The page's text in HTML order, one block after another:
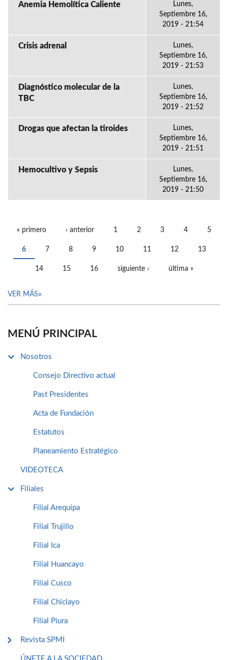
Anemia Hemolítica Caliente
Lunes,
Septiembre 16,
2019 - 21:54
Crisis adrenal
Lunes,
Septiembre 16,
2019 - 21:53
Diagnóstico molecular de la
TBC
Lunes,
Septiembre 16,
2019 - 21:52
Drogas que afectan la tiroides
Lunes,
Septiembre 16,
2019 - 21:51
Hemocultivo y Sepsis
Lunes,
Septiembre 16,
2019 - 21:50
« primero ‹ anterior 1 2 3 4 5
6 7 8 9 10 11 12 13
14 15 16 siguiente › última »
VER MÁS
MENÚ PRINCIPAL
Nosotros
Consejo Directivo actual
Past Presidentes
Acta de Fundación
Estatutos
Planeamiento Estratégico
VIDEOTECA
Filiales
Filial Arequipa
Filial Trujillo
Filial Ica
Filial Huancayo
Filial Cusco
Filial Chiclayo
Filial Piura
Revista SPMI